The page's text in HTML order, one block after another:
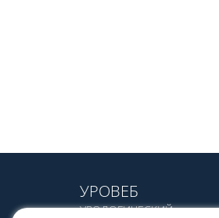
УРОВЕБ
УРОЛОГИЧЕСКИЙ